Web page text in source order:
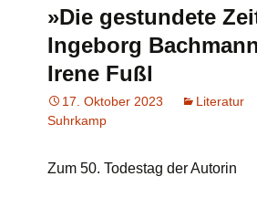
»Die gestundete
Ingeborg
Irene Fußl
17. Oktober 2023 Literatur
Suhrkamp
Zum 50. Todestag der Autorin